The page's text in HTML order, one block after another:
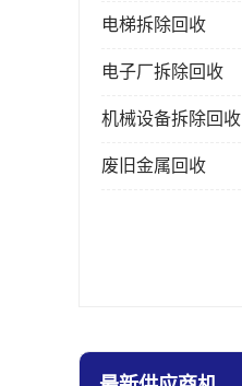
电梯拆除回收
电子厂拆除回收
机械设备拆除回收
废旧金属回收